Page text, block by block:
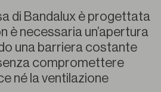
di Bandalux è progettata
è necessaria un’apertura
una barriera costante
compromettere
né la ventilazione